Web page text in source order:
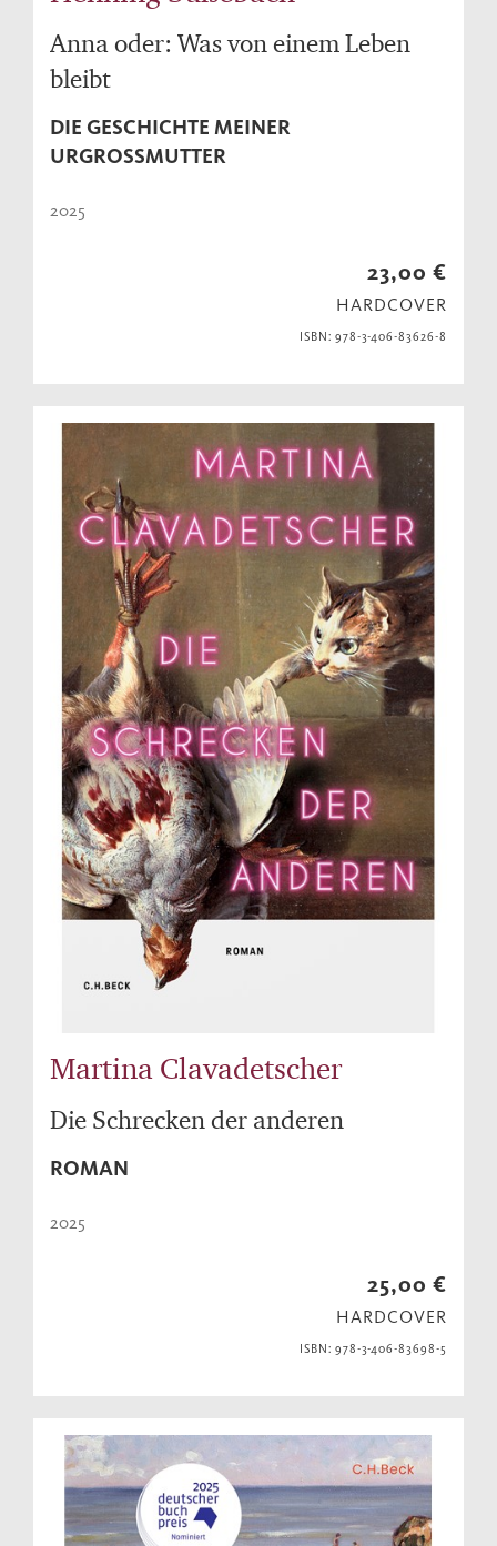
Anna oder: Was von einem Leben
bleibt
DIE GESCHICHTE MEINER
URGROSSMUTTER
2025
23,00 €
HARDCOVER
ISBN: 978-3-406-83626-8
Martina Clavadetscher
Die Schrecken der anderen
ROMAN
2025
25,00 €
HARDCOVER
ISBN: 978-3-406-83698-5